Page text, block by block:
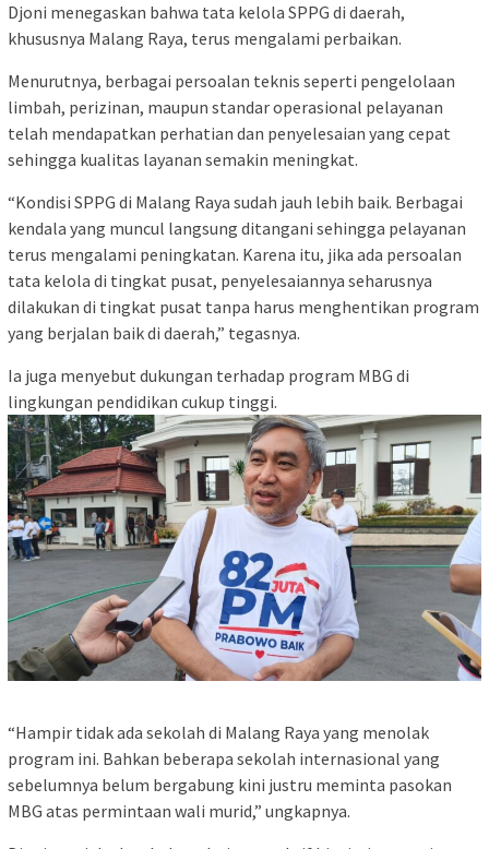
Djoni menegaskan bahwa tata kelola SPPG di daerah,
khususnya Malang Raya, terus mengalami perbaikan.
Menurutnya, berbagai persoalan teknis seperti pengelolaan
limbah, perizinan, maupun standar operasional pelayanan
telah mendapatkan perhatian dan penyelesaian yang cepat
sehingga kualitas layanan semakin meningkat.
“Kondisi SPPG di Malang Raya sudah jauh lebih baik. Berbagai
kendala yang muncul langsung ditangani sehingga pelayanan
terus mengalami peningkatan. Karena itu, jika ada persoalan
tata kelola di tingkat pusat, penyelesaiannya seharusnya
dilakukan di tingkat pusat tanpa harus menghentikan program
yang berjalan baik di daerah,” tegasnya.
Ia juga menyebut dukungan terhadap program MBG di
lingkungan pendidikan cukup tinggi.
“Hampir tidak ada sekolah di Malang Raya yang menolak
program ini. Bahkan beberapa sekolah internasional yang
sebelumnya belum bergabung kini justru meminta pasokan
MBG atas permintaan wali murid,” ungkapnya.